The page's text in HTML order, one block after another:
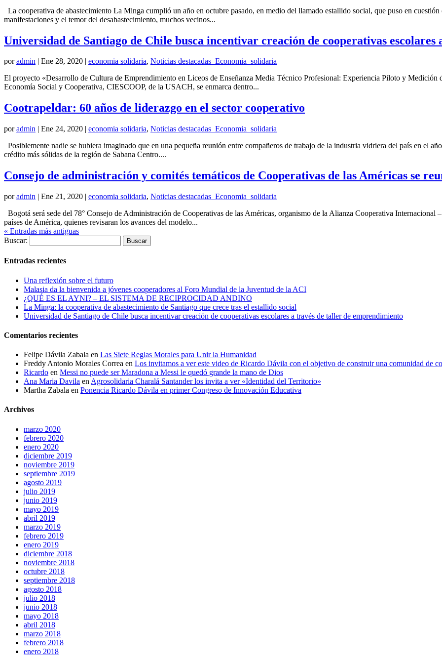
La cooperativa de abastecimiento La Minga cumplió un año en octubre pasado, en medio del llamado estallido social, que puso en
manifestaciones y el temor del desabastecimiento, muchos vecinos...
Universidad de Santiago de Chile busca incentivar creación de cooperativas
poradmin | Ene 28, 2020 | economia solidaria, Noticias destacadas_Economia_solidaria
El proyecto «Desarrollo de Cultura de Emprendimiento en Liceos de Enseñanza Media Técnico Profesional: Experiencia Piloto y Medición
Economía Social y Cooperativa, CIESCOOP, de la USACH, se enmarca dentro...
Cootrapeldar: 60 años de liderazgo en el sector cooperativo
poradmin | Ene 24, 2020 | economia solidaria, Noticias destacadas_Economia_solidaria
Posiblemente nadie se hubiera imaginado que en una pequeña reunión entre compañeros de trabajo de la industria vidriera del país en el
crédito más sólidas de la región de Sabana Centro....
Consejo de administración y comités temáticos de Cooperativas de las Américas se
poradmin | Ene 21, 2020 | economia solidaria, Noticias destacadas_Economia_solidaria
Bogotá será sede del 78° Consejo de Administración de Cooperativas de las Américas, organismo de la Alianza Cooperativa Internacional
países de América, quienes revisaran los avances del modelo...
« Entradas más antiguas
Buscar:
Entradas recientes
Una reflexión sobre el futuro
Malasia da la bienvenida a jóvenes cooperadores al Foro Mundial de la Juventud de la ACI
¿QUÉ ES EL AYNI? – EL SISTEMA DE RECIPROCIDAD ANDINO
La Minga: la cooperativa de abastecimiento de Santiago que crece tras el estallido social
Universidad de Santiago de Chile busca incentivar creación de cooperativas escolares a través de taller de emprendimiento
Comentarios recientes
Felipe Dávila Zabala en Las Siete Reglas Morales para Unir la Humanidad
Freddy Antonio Morales Correa en Los invitamos a ver este video de Ricardo Dávila con el objetivo de construir una comunidad de
Ricardo en Messi no puede ser Maradona a Messi le quedó grande la mano de Dios
Ana Maria Davila en Agrosolidaria Charalá Santander los invita a ver «Identidad del Territorio»
Martha Zabala en Ponencia Ricardo Dávila en primer Congreso de Innovación Educativa
Archivos
marzo 2020
febrero 2020
enero 2020
diciembre 2019
noviembre 2019
septiembre 2019
agosto 2019
julio 2019
junio 2019
mayo 2019
abril 2019
marzo 2019
febrero 2019
enero 2019
diciembre 2018
noviembre 2018
octubre 2018
septiembre 2018
agosto 2018
julio 2018
junio 2018
mayo 2018
abril 2018
marzo 2018
febrero 2018
enero 2018